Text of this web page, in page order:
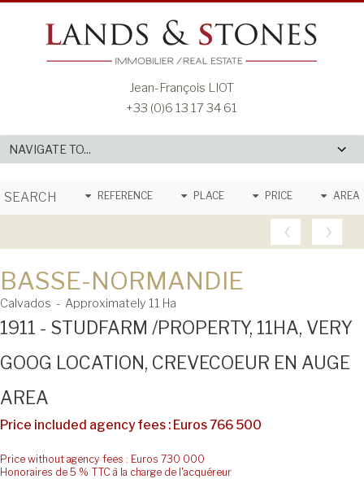
Jean-François LIOT
+33 (0)6 13 17 34 61
SEARCH REFERENCE PLACE PRICE AREA
›
‹
BASSE-NORMANDIE
Calvados - Approximately 11 Ha
1911 - STUDFARM /PROPERTY, 11HA, VERY
GOOG LOCATION, CREVECOEUR EN AUGE
AREA
Price included agency fees : Euros 766 500
Price without agency fees : Euros 730 000
Honoraires de 5 % TTC à la charge de l'acquéreur